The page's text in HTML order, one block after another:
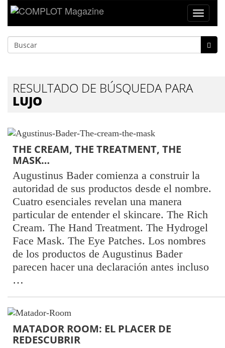
Toggle
RESULTADO DE BÚSQUEDA PARA
LUJO
THE CREAM, THE TREATMENT, THE
MASK…
Augustinus Bader comienza a construir la
autoridad de sus productos desde el nombre.
Cuatro esenciales revelan una manera
particular de entender el skincare. The Rich
Cream. The Hand Treatment. The Hydrogel
Face Mask. The Eye Patches. Los nombres
de los productos de Augustinus Bader
parecen hacer una declaración antes incluso
…
MATADOR ROOM: EL PLACER DE
REDESCUBRIR